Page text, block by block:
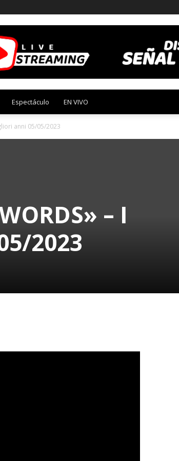
Espectáculo EN VIVO
anni 05/05/2023
– I
2023